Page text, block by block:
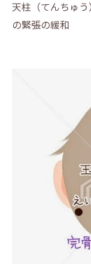
天柱（てんちゅ
の緊張の緩和